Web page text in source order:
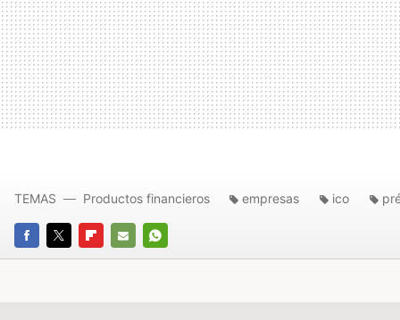
FACEBOOK
TWITTERFLIPBOARD
E-
WHATSAPP
TEMAS Productos financieros empresas ico